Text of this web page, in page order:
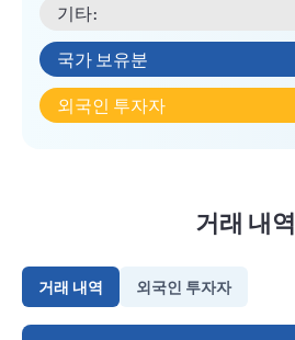
기타:
국가 보유분
외국인 투자자
거래 내역
거래 내역 외국인 투자자